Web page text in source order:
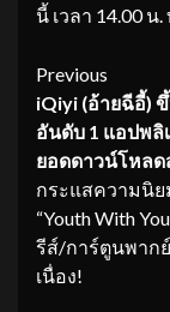
นี้ เวลา 14.00 น
Continue
Reading
Previous
iQiyi (อ้ายฉีอี้)
อันดับ 1 แอปพ
ยอดดาวน์โหลด
กระแสความนิย
“Youth With
รีส์/การ์ตูนพาก
เนื่อง!